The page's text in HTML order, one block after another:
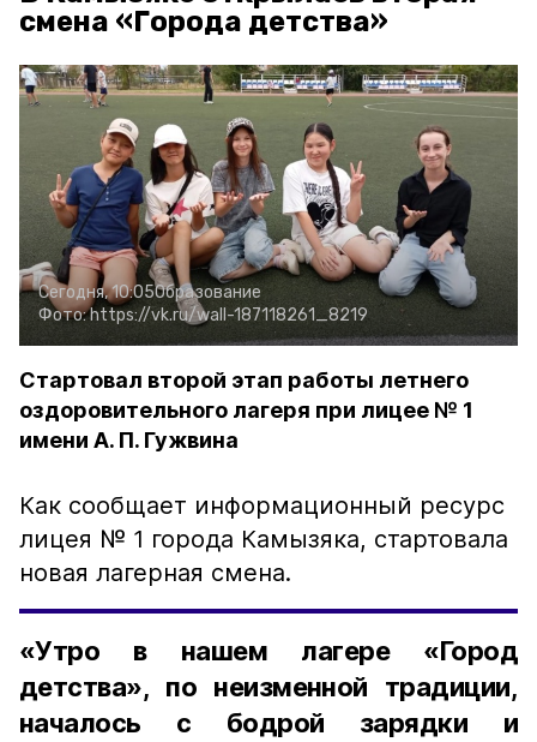
смена «Города детства»
Сегодня, 10:05Образование
Фото:https://vk.ru/wall-187118261_8219
Стартовал второй этап работы летнего
оздоровительного лагеря при лицее № 1
имени А. П. Гужвина
Как сообщает информационный ресурс
лицея № 1 города Камызяка, стартовала
новая лагерная смена.
«Утро в нашем лагере «Город
детства», по неизменной традиции,
началось с бодрой зарядки и